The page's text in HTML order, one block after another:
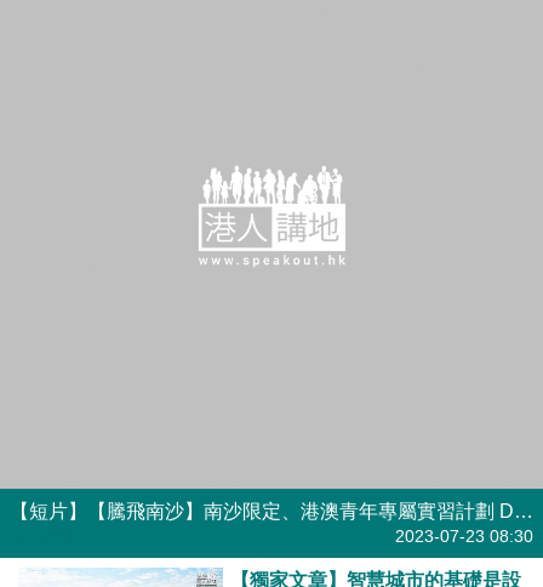
【短片】【騰飛南沙】南沙限定、港澳青年專屬實習計劃 DSE應屆考生大開眼界
2023-07-23 08:30
【獨家文章】智慧城市的基礎是設